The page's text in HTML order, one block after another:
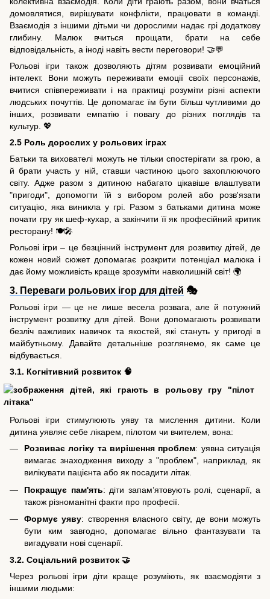
домовлятися, вирішувати конфлікти, працювати в команді.
Взаємодія з іншими дітьми чи дорослими надає грі додаткову
глибину. Малюк вчиться прощати, брати на себе
відповідальність, а іноді навіть вести переговори! 🤝💬
Рольові ігри також дозволяють дітям розвивати емоційний
інтелект. Вони можуть переживати емоції своїх персонажів,
вчитися співпереживати і на практиці розуміти різні аспекти
людських почуттів. Це допомагає їм бути більш чутливими до
інших, розвивати емпатію і повагу до різних поглядів та
культур. 💖
2.5 Роль дорослих у рольових іграх
Батьки та вихователі можуть не тільки спостерігати за грою, а
й брати участь у ній, ставши частиною цього захоплюючого
світу. Адже разом з дитиною набагато цікавіше влаштувати
"пригоди", допомогти їй з вибором ролей або розв'язати
ситуацію, яка виникла у грі. Разом з батьками дитина може
почати гру як шеф-кухар, а закінчити її як професійний критик
ресторану! 🍽️🎤
Рольові ігри – це безцінний інструмент для розвитку дітей, де
кожен новий сюжет допомагає розкрити потенціал малюка і
дає йому можливість краще зрозуміти навколишній світ! 🌍
3. Переваги рольових ігор для дітей 🎭
Рольові ігри — це не лише весела розвага, але й потужний
інструмент розвитку для дітей. Вони допомагають розвивати
безліч важливих навичок та якостей, які стануть у пригоді в
майбутньому. Давайте детальніше розглянемо, як саме це
відбувається.
3.1. Когнітивний розвиток 🧠
Рольові ігри стимулюють уяву та мислення дитини. Коли
дитина уявляє себе лікарем, пілотом чи вчителем, вона:
Розвиває логіку та вирішення проблем: уявна ситуація
вимагає знаходження виходу з "проблем", наприклад, як
вилікувати пацієнта або як посадити літак.
Покращує пам'ять: діти запам’ятовують ролі, сценарії, а
також різноманітні факти про професії.
Формує уяву: створення власного світу, де вони можуть
бути ким завгодно, допомагає вільно фантазувати та
вигадувати нові сценарії.
3.2. Соціальний розвиток 🤝
Через рольові ігри діти краще розуміють, як взаємодіяти з
іншими людьми: